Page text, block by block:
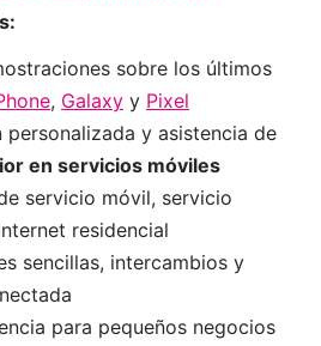
sobre los últimos
, Galaxy y Pixel
personalizada y asistencia de
en servicios móviles
servicio móvil, servicio
residencial
sencillas, intercambios y
para pequeños negocios